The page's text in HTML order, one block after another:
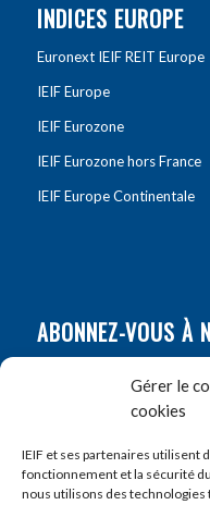
Gérer le
cookies
IEIF et ses partenaires utilisent
fonctionnement et la sécurité
nous utilisons des
INDICES EUROPE
Euronext IEIF REIT Europe
IEIF Europe
IEIF Eurozone
IEIF Eurozone hors France
IEIF Europe Continentale
ABONNEZ-VOUS À
Prénom*